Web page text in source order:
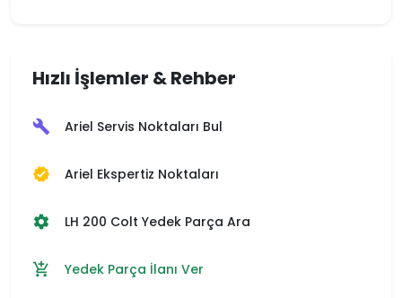
Hızlı İşlemler & Rehber
build Ariel Servis Noktaları Bul
verified Ariel Ekspertiz Noktaları
settings LH 200 Colt Yedek Parça Ara
add_shopping_cart Yedek Parça İlanı Ver